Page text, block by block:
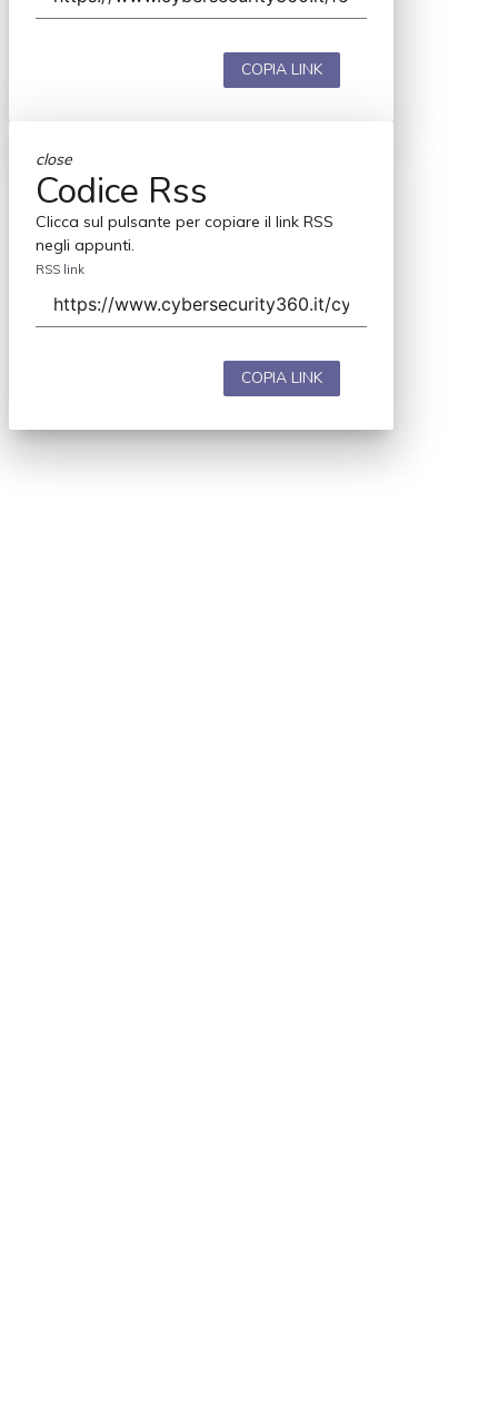
COPIA LINK
close
Codice Rss
Clicca sul pulsante per copiare il link RSS
negli appunti.
RSS link
COPIA LINK